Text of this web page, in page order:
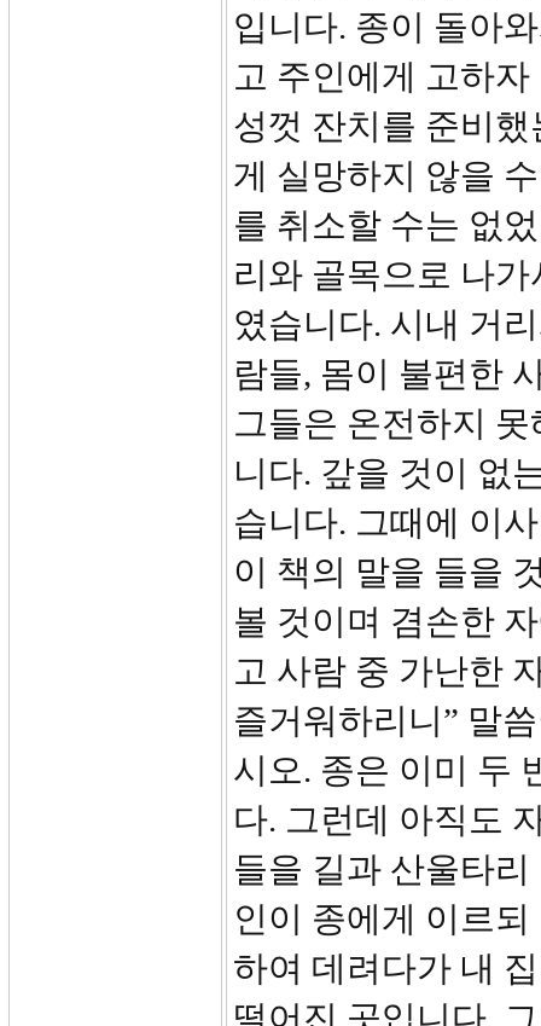
입니다. 종이 돌아
고 주인에게 고하
성껏 잔치를 준비
게 실망하지 않을
를 취소할 수는 없
리와 골목으로 나
였습니다. 시내 거
람들, 몸이 불편한
그들은 온전하지
니다. 갚을 것이 없
습니다. 그때에 이
이 책의 말을 들을
볼 것이며 겸손한
고 사람 중 가난한
즐거워하리니” 말
시오. 종은 이미 두
다. 그런데 아직도
들을 길과 산울타
인이 종에게 이르
하여 데려다가 내
떨어진 곳입니다.